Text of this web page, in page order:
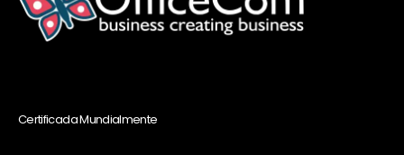
Certificada Mundialmente